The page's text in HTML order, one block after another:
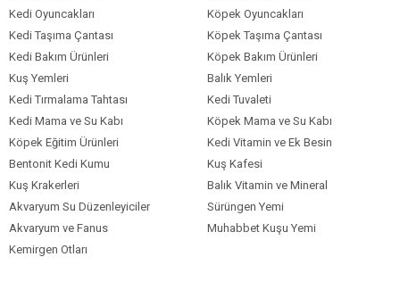
Kedi Oyuncakları
Köpek Oyuncakları
Kedi Taşıma Çantası
Köpek Taşıma Çantası
Kedi Bakım Ürünleri
Köpek Bakım Ürünleri
Kuş Yemleri
Balık Yemleri
Kedi Tırmalama Tahtası
Kedi Tuvaleti
Kedi Mama ve Su Kabı
Köpek Mama ve Su Kabı
Köpek Eğitim Ürünleri
Kedi Vitamin ve Ek Besin
Bentonit Kedi Kumu
Kuş Kafesi
Kuş Krakerleri
Balık Vitamin ve Mineral
Akvaryum Su Düzenleyiciler
Sürüngen Yemi
Akvaryum ve Fanus
Muhabbet Kuşu Yemi
Kemirgen Otları